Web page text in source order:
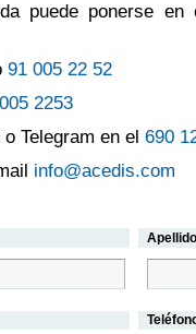
puede ponerse
91 005 22 52
2253
Telegram en el 690
info@acedis.com